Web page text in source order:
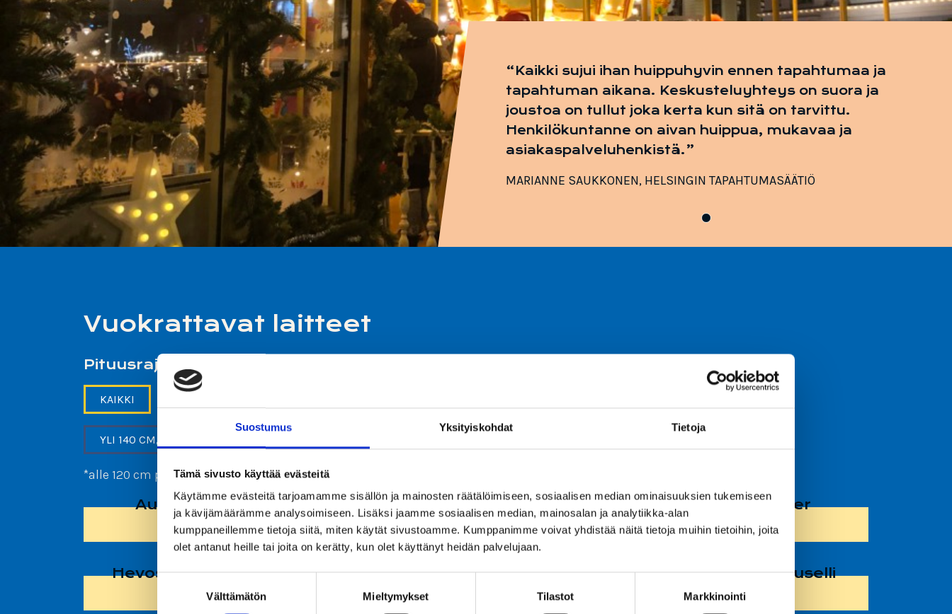
Suostumus Yksityiskohdat Tietoja
Tämä sivusto käyttää evästeitä
Käytämme evästeitä tarjoamamme sisällön ja mainosten räätälöimiseen, sosiaalisen median ominaisuuksien tukemiseen
ja kävijämäärämme analysoimiseen. Lisäksi jaamme sosiaalisen median, mainosalan ja analytiikka-alan
kumppaneillemme tietoja siitä, miten käytät sivustoamme. Kumppanimme voivat yhdistää näitä tietoja muihin tietoihin, joita
olet antanut heille tai joita on kerätty, kun olet käyttänyt heidän palvelujaan.
Suostumuksen
Välttämätön Mieltymykset Tilastot Markkinointi
Kaikki sujui ihan huippuhyvin ennen tapahtumaa ja
tapahtuman aikana. Keskusteluyhteys on suora ja
joustoa on tullut joka kerta kun sitä on tarvittu.
Henkilökuntanne on aivan huippua, mukavaa ja
asiakaspalveluhenkistä.
MARIANNE SAUKKONEN HELSINGIN TAPAHTUMASÄÄTIÖ
Vuokrattavat laitteet
Pituusrajoitukset
KAIKKI
YLI 140 CM, ALLE 190 CM
*alle 120 cm pääsee kyytiin vähintään 15-vuotiaan huoltajan seurassa
Autorata Merirosvolaiva The Tribe Waltzer
Hevoskaruselli Helikopteri Eläinkaruselli Ketjukaruselli